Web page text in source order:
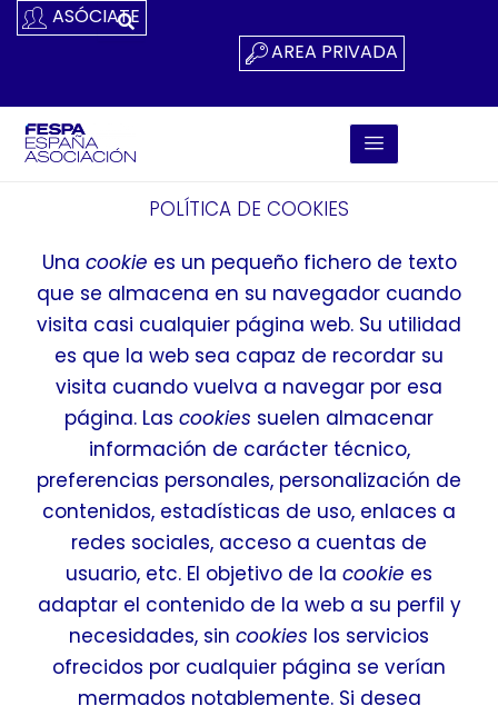
ASÓCIATE
AREA PRIVADA
POLÍTICA DE COOKIES
Una cookie es un pequeño fichero de texto
que se almacena en su navegador cuando
visita casi cualquier página web. Su utilidad
es que la web sea capaz de recordar su
visita cuando vuelva a navegar por esa
página. Las cookies suelen almacenar
información de carácter técnico,
preferencias personales, personalización de
contenidos, estadísticas de uso, enlaces a
redes sociales, acceso a cuentas de
usuario, etc. El objetivo de la cookie es
adaptar el contenido de la web a su perfil y
necesidades, sin cookies los servicios
ofrecidos por cualquier página se verían
mermados notablemente. Si desea